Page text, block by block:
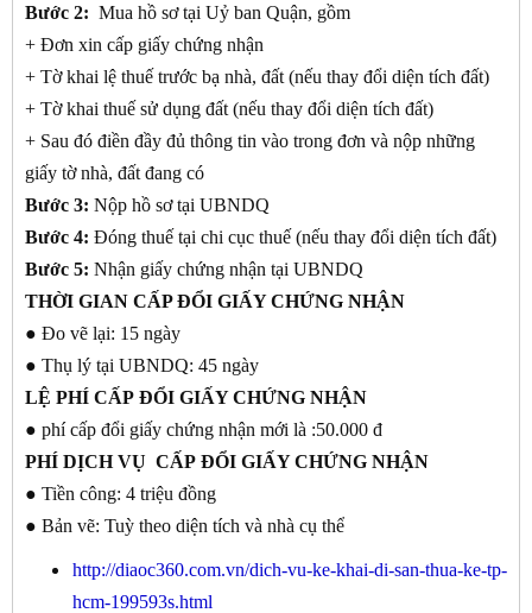
Bước 2: Mua hồ sơ tại Uỷ ban Quận, gồm
+ Đơn xin cấp giấy chứng nhận
+ Tờ khai lệ thuế trước bạ nhà, đất (nếu thay đổi diện tích đất)
+ Tờ khai thuế sử dụng đất (nếu thay đổi diện tích đất)
+ Sau đó điền đầy đủ thông tin vào trong đơn và nộp những
giấy tờ nhà, đất đang có
Bước 3: Nộp hồ sơ tại UBNDQ
Bước 4: Đóng thuế tại chi cục thuế (nếu thay đổi diện tích đất)
Bước 5: Nhận giấy chứng nhận tại UBNDQ
THỜI GIAN CẤP ĐỔI GIẤY CHỨNG NHẬN
● Đo vẽ lại: 15 ngày
● Thụ lý tại UBNDQ: 45 ngày
LỆ PHÍ CẤP ĐỔI GIẤY CHỨNG NHẬN
● phí cấp đổi giấy chứng nhận mới là :50.000 đ
PHÍ DỊCH VỤ CẤP ĐỔI GIẤY CHỨNG NHẬN
● Tiền công: 4 triệu đồng
● Bản vẽ: Tuỳ theo diện tích và nhà cụ thể
http://diaoc360.com.vn/dich-vu-ke-khai-di-san-thua-ke-tp-
hcm-199593s.html